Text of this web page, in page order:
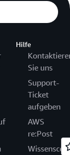
Hilfe
Sie uns
Support-
Ticket
aufgeben
AWS
re:Post